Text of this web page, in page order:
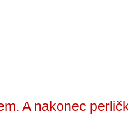
A nakonec